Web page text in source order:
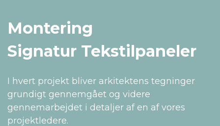
Montering
Signatur Tekstilpaneler
I hvert projekt bliver arkitektens tegninger
grundigt gennemgået og videre
gennemarbejdet i detaljer af en af vores
projektledere.